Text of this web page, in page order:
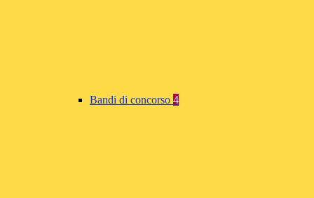
Bandi di concorso 4